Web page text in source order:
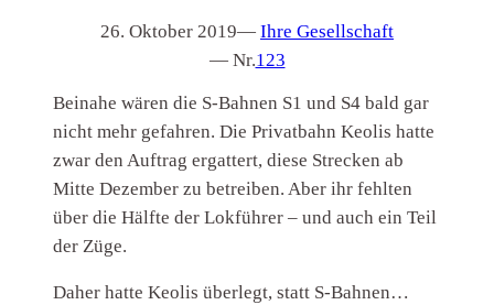
26. Oktober 2019— Ihre Gesellschaft
— Nr.123
Beinahe wären die S-Bahnen S1 und S4 bald gar
nicht mehr gefahren. Die Privatbahn Keolis hatte
zwar den Auftrag ergattert, diese Strecken ab
Mitte Dezember zu betreiben. Aber ihr fehlten
über die Hälfte der Lokführer – und auch ein Teil
der Züge.
Daher hatte Keolis überlegt, statt S-Bahnen…